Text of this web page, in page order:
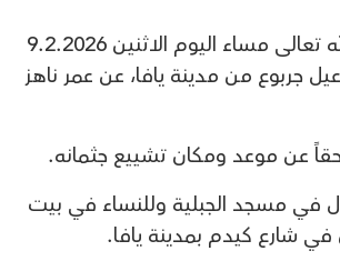
انتقل الى رحمة الله تعالى مساء اليوم الاثنين 9.2.2026
جربوع من مدينة يافا، عن عمر ناهز
عن موعد ومكان تشييع جثمانه.
في مسجد الجبلية وللنساء في بيت
في شارع كيدم بمدينة يافا.